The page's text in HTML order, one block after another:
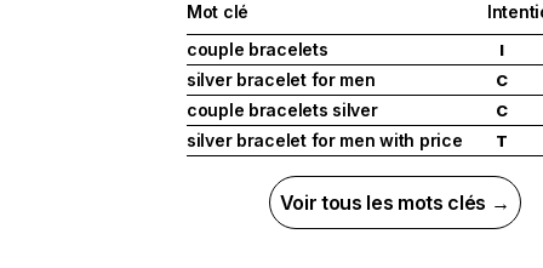
Mot clé
couple bracelets
I
silver bracelet for men C
couple bracelets silver C
silver bracelet for men with price T
Voir tous les mots clés →